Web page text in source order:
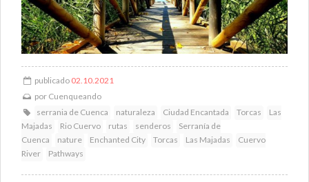
publicado 02.10.2021
por Cuenqueando
serrania de Cuenca
naturaleza Ciudad Encantada Torcas
Las
Majadas
Rio Cuervo rutas senderos
Serranía de
Cuenca
nature Enchanted City Torcas Las Majadas
Cuervo
River
Pathways